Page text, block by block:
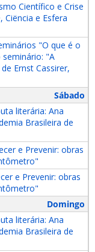
Científico e Crise
Ciëncia e Esfera
"O que é o
"A
Ernst Cassirer,
Sábado
literária: Ana
Brasileira de
e Prevenir: obras
e Prevenir: obras
Domingo
literária: Ana
Brasileira de